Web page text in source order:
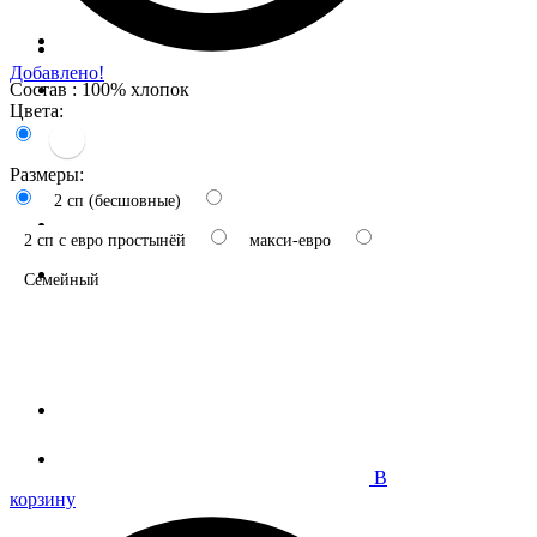
Добавлено!
Состав : 100% хлопок
Цвета:
Размеры:
2 сп (бесшовные)
2 сп с евро простынёй макси-евро
Семейный
В
корзину